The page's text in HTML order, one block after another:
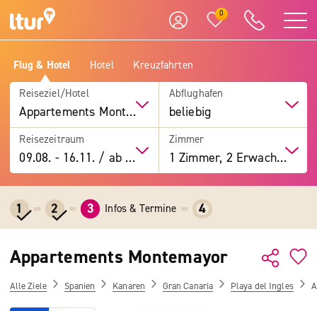
0
Flug & Hotel Hotel Kreuzfahrten
Reiseziel/Hotel
Appartements Montemayor
Abflughafen
beliebig
Reisezeitraum
09.08. -16.11. / ab 7 Tage
Zimmer
1 Zimmer, 2 Erwachsene
1 2 3 Infos & Termine 4
Appartements Montemayor
Alle Ziele Spanien Kanaren Gran Canaria Playa del Ingles